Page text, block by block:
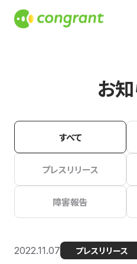
お
すべて
プレスリリース
障害報告
2022.11.07 プレスリリース